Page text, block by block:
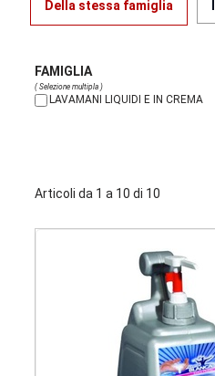
Della stessa famiglia
FAMIGLIA
( Selezione multipla )
LAVAMANI LIQUIDI E IN CREMA
Articoli da 1 a 10 di 10